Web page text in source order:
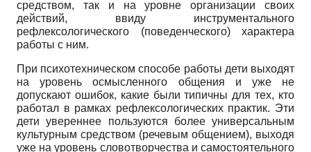
средством, так и на уровне организации своих
действий, ввиду инструментального
рефлексологического (поведенческого) характера
работы с ним.
При психотехническом способе работы дети выходят
на уровень осмысленного общения и уже не
допускают ошибок, какие были типичны для тех, кто
работал в рамках рефлексологических практик. Эти
дети увереннее пользуются более универсальным
культурным средством (речевым общением), выходя
уже на уровень словотворчества и самостоятельного